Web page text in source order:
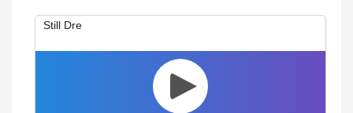
Still Dre